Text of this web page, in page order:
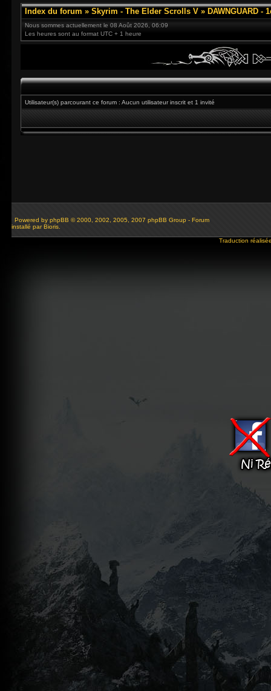
Index du forum » Skyrim - The Elder Scrolls V » DAWNGUARD -
Nous sommes actuellement le 08 Août 2026, 06:09
Les heures sont au format UTC + 1 heure
Utilisateur(s) parcourant ce forum : Aucun utilisateur inscrit et 1 invité
Powered by phpBB © 2000, 2002, 2005, 2007 phpBB Group - Forum
installé par Bioris.
Traduction